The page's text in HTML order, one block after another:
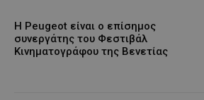
Η Peugeot είναι ο επίσημος
συνεργάτης του Φεστιβάλ
Κινηματογράφου της Βενετίας